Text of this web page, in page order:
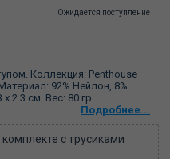
Ожидается поступление
Коллекция: Penthouse
92% Нейлон, 8%
2.3 см. Вес: 80 гр. ...
Подробнее...
с трусиками